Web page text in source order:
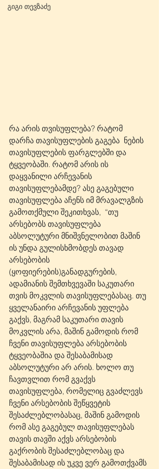
გიგი თევზაძე
რა არის თვისუფლება? რატომ
დარჩა თავისუფლების გაგება  ნების
თავისუფლების ფარგლებში და
ტყვეობაში. რატომ არის ის
დაყვანილი არჩევანის
თავისუფლებამდე? ასე გაგებული
თავისუფლება აჩენს იმ მრავალგზის
გამოთქმული შეკითხვას,  “თუ
არსებობს თავისუფლება
აბსოლუტური მნიშვნელობით მაშინ
ის უნდა გულისხმობდეს თავად
არსებობის
(ყოფიერების)განადგურების,
ადამიანის შემთხვევაში საკუთარი
თვის მოკვლის თავისუფლებასაც. თუ
ყველანაირი არჩევანის უფლება
გაქვს, მაგრამ საკუთარი თავის
მოკვლის არა, მაშინ გამოდის რომ
ჩვენი თავისუფლება არსებობის
ტყვეობაშია და შესაბამისად
აბსოლუტური არ არის. ხოლო თუ
ჩავთვლით რომ გვაქვს
თავისუფლება, რომელიც გვაძლევს
ჩვენი არსებობის შეწყვეტის
შესაძლებლობასაც, მაშინ გამოდის
რომ ასე გაგებულ თავისუფლებას
თავის თავში აქვს არსებობის
გაქრობის შესაძლებლობაც და
შესაბამისად ის უკვე ვერ გამოთქვამს